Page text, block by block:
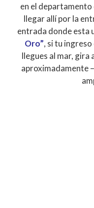
en el departamento
llegar allí por la
entrada donde esta
Oro”, si tu
llegues al mar,
aproximadamente